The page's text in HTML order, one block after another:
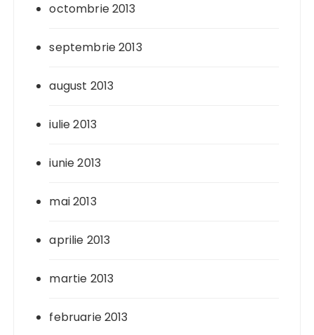
octombrie 2013
septembrie 2013
august 2013
iulie 2013
iunie 2013
mai 2013
aprilie 2013
martie 2013
februarie 2013